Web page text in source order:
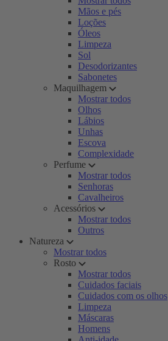
Mãos e pés
Loções
Óleos
Limpeza
Sol
Desodorizantes
Sabonetes
Maquilhagem
Mostrar todos
Olhos
Lábios
Unhas
Escova
Complexidade
Perfume
Mostrar todos
Senhoras
Cavalheiros
Acessórios
Mostrar todos
Outros
Natureza
Mostrar todos
Rosto
Mostrar todos
Cuidados faciais
Cuidados com os olhos
Limpeza
Máscaras
Homens